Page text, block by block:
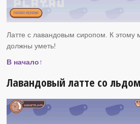
Латте с лавандовым сиропом. К этому
должны уметь!
В начало↑
Лавандовый латте со льдом